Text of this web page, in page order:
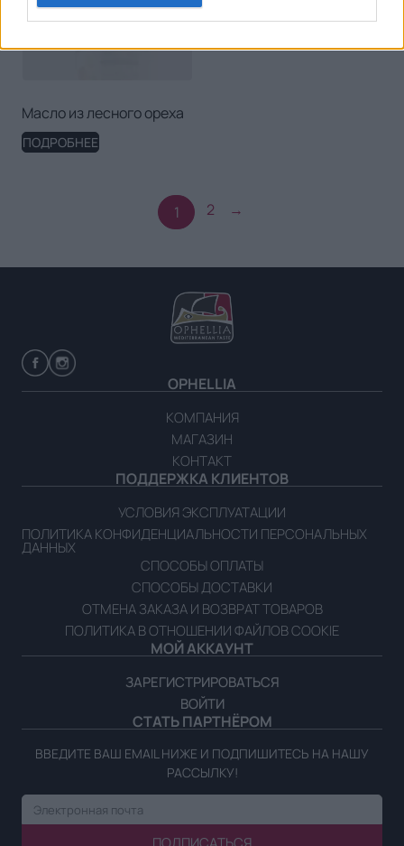
Масло из лесного ореха
ПОДРОБНЕЕ
1 2 →
OPHELLIA
КОМПАНИЯ
МАГАЗИН
КОНТАКТ
ПОДДЕРЖКА КЛИЕНТОВ
УСЛОВИЯ ЭКСПЛУАТАЦИИ
ПОЛИТИКА КОНФИДЕНЦИАЛЬНОСТИ ПЕРСОНАЛЬНЫХ
ДАННЫХ
СПОСОБЫ ОПЛАТЫ
СПОСОБЫ ДОСТАВКИ
ОТМЕНА ЗАКАЗА И ВОЗВРАТ ТОВАРОВ
ПОЛИТИКА В ОТНОШЕНИИ ФАЙЛОВ COOKIE
МОЙ АККАУНТ
ЗАРЕГИСТРИРОВАТЬСЯ
ВОЙТИ
СТАТЬ ПАРТНЁРОМ
ВВЕДИТЕ ВАШ EMAIL НИЖЕ И ПОДПИШИТЕСЬ НА НАШУ
РАССЫЛКУ!